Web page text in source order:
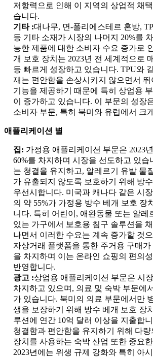
저항력으로 인해 이 지역의 상업적 채
습니다.
기타 :대나무, 면-폴리에스테르 혼방,
등 기타 소재가 시장의 나머지 20%를
능한 제품에 대한 소비자 수요 증가로
개 보호 장치는 2023년 전 세계적으로
등 빠르게 성장하고 있습니다. TPU와
재는 편안함을 손상시키지 않으면서
기능을 제공하기 때문에 특히 상업용
이 증가하고 있습니다. 이 부문의 성장
소비자 부문, 특히 북미와 유럽에서 크
애플리케이션 별
집: 가정용 애플리케이션 부문은 2023
60%를 차지하며 시장을 선도하고 있습
는 청결을 유지하고, 알레르기 유발 물
가 유출되지 않도록 보호하기 위해 방
우선시합니다. 미국과 캐나다 같은 시
의 약 55%가 가정용 방수 베개 보호 장
니다. 특히 어린이, 애완동물 또는 알레
있는 가구에서 보호용 침구 솔루션을
나면서 이러한 수요는 계속 증가할 것
자상거래 플랫폼을 통한 주거용 구매가
을 차지하며 이는 온라인 쇼핑의 편의
반영합니다.
광고 :상업용 애플리케이션 부문은 시
차지하고 있으며, 의료 및 숙박 부문에
가 있습니다. 북미의 의료 부문에서만
생을 보장하기 위해 방수 베개 보호 장
루션에 연간 10억 달러 이상을 지출합
청결함과 편안함을 유지하기 위해 다
장치를 사용하는 숙박 산업 또한 중요
2023년에는 위생 규제 강화와 특히 아